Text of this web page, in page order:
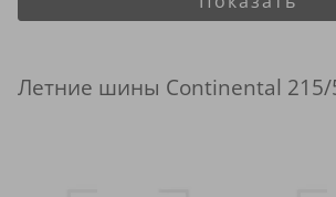
Летние шины Continental 215/